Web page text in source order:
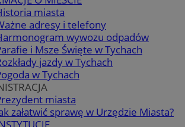
miasta
adresy i telefony
wywozu odpadów
i Msze Święte w Tychach
jazdy w Tychach
w Tychach
miasta
załatwić sprawę w Urzędzie Miasta?